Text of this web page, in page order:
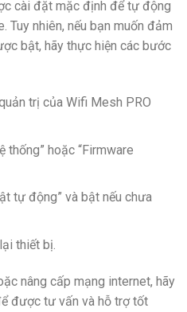
cài đặt mặc định để tự động
Tuy nhiên, nếu bạn muốn đảm
bật, hãy thực hiện các bước
trị của Wifi Mesh PRO
thống” hoặc “Firmware
tự động” và bật nếu chưa
thiết bị.
nâng cấp mạng internet, hãy
được tư vấn và hỗ trợ tốt